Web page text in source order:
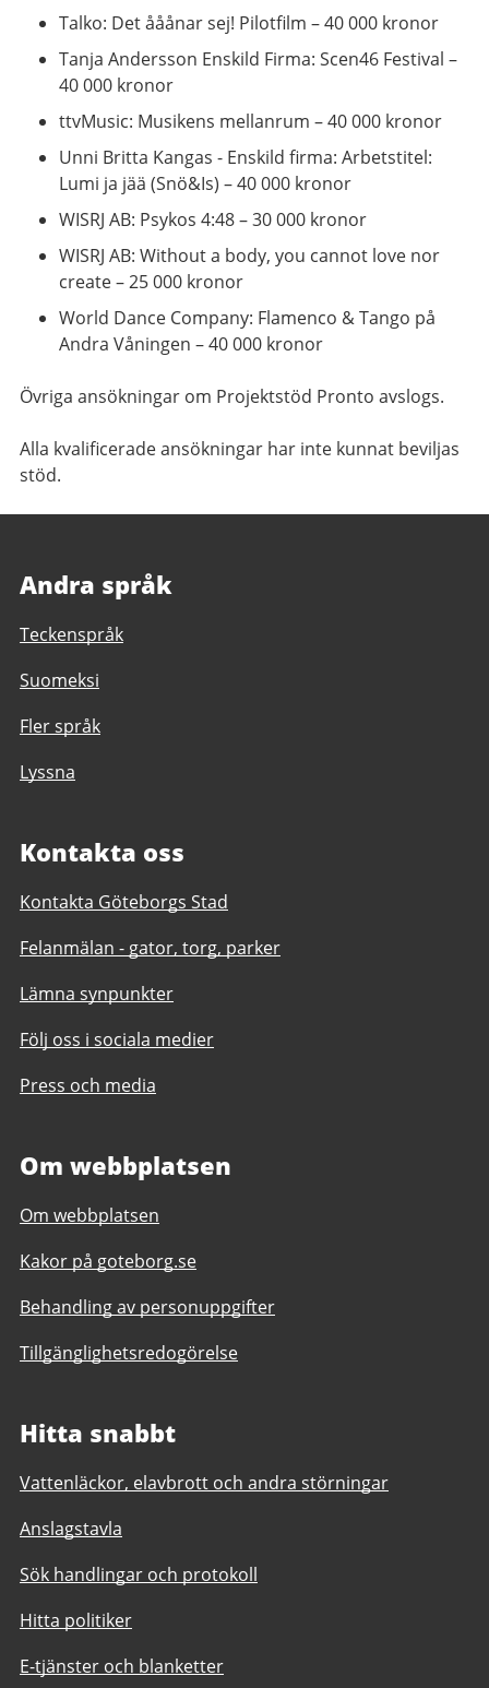
Talko: Det ååånar sej! Pilotfilm – 40 000 kronor
Tanja Andersson Enskild Firma: Scen46 Festival –
40 000 kronor
ttvMusic: Musikens mellanrum – 40 000 kronor
Unni Britta Kangas - Enskild firma: Arbetstitel:
Lumi ja jää (Snö&Is) – 40 000 kronor
WISRJ AB: Psykos 4:48 – 30 000 kronor
WISRJ AB: Without a body, you cannot love nor
create – 25 000 kronor
World Dance Company: Flamenco & Tango på
Andra Våningen – 40 000 kronor
Övriga ansökningar om Projektstöd Pronto avslogs.
Alla kvalificerade ansökningar har inte kunnat beviljas
stöd.
Andra språk
Teckenspråk
Suomeksi
Fler språk
Lyssna
Kontakta oss
Kontakta Göteborgs Stad
Felanmälan - gator, torg, parker
Lämna synpunkter
Följ oss i sociala medier
Press och media
Om webbplatsen
Om webbplatsen
Kakor på goteborg.se
Behandling av personuppgifter
Tillgänglighetsredogörelse
Hitta snabbt
Vattenläckor, elavbrott och andra störningar
Anslagstavla
Sök handlingar och protokoll
Hitta politiker
E-tjänster och blanketter